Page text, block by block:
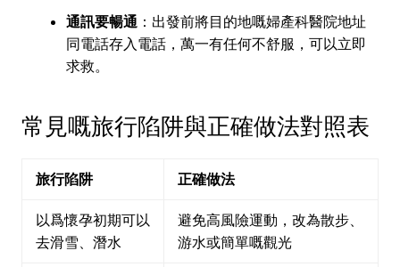
通訊要暢通 ：出發前將目的地嘅婦產科醫院地址
同電話存入電話，萬一有任何不舒服，可以立即
求救。
常見嘅旅行陷阱與正確做法對照表
旅行陷阱 正確做法
以爲懷孕初期可以
去滑雪、潛水
避免高風險運動，改為散步、
游水或簡單嘅觀光